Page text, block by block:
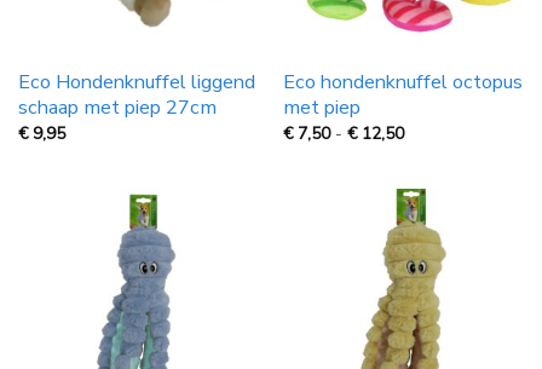
Eco Hondenknuffel liggend
schaap met piep 27cm
€9,95
Eco hondenknuffel octopus
met piep
€ 7,50 - € 12,50Prijsklasse:
€
12,50